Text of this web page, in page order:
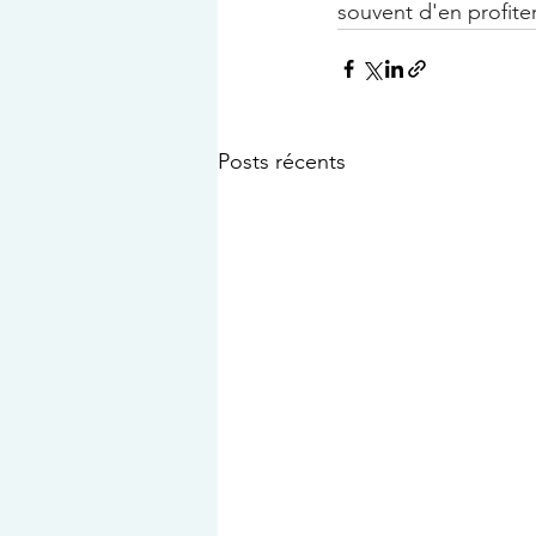
souvent d'en
Posts récents